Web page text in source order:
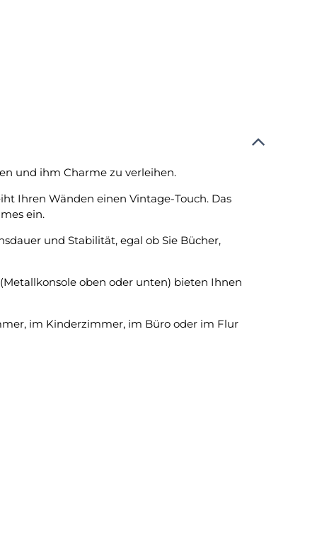
und ihm Charme zu verleihen.
Ihren Wänden einen Vintage-Touch. Das
ein.
und Stabilität, egal ob Sie Bücher,
oben oder unten) bieten Ihnen
im Kinderzimmer, im Büro oder im Flur